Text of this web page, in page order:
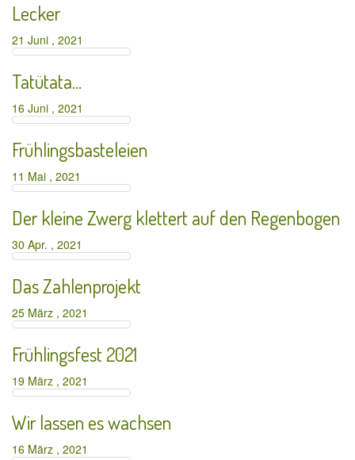
Lecker
21 Juni , 2021
Tatütata…
16 Juni , 2021
Frühlingsbasteleien
11 Mai , 2021
Der kleine Zwerg klettert auf den Regenbogen
30 Apr. , 2021
Das Zahlenprojekt
25 März , 2021
Frühlingsfest 2021
19 März , 2021
Wir lassen es wachsen
16 März , 2021